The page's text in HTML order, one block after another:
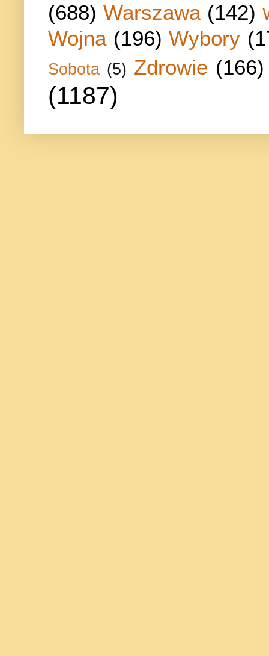
(688) Warszawa (142)
Wojna (196) Wybory
Sobota (5) Zdrowie (166)
(1187)